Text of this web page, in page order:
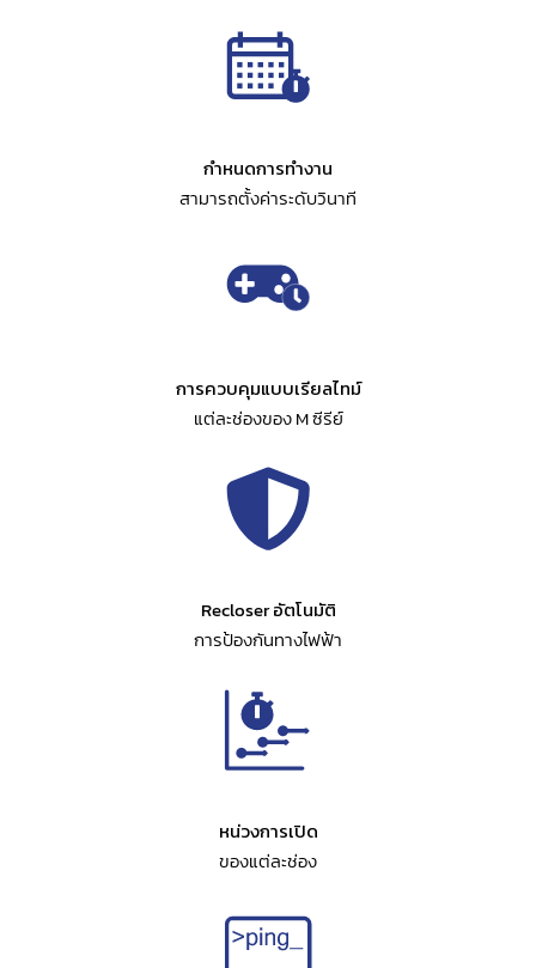
กำหนดการทำงาน
สามารถตั้งค่าระดับวินาที
การควบคุมแบบเรียลไทม์
แต่ละช่องของ M ซีรีย์
Recloser อัตโนมัติ
การป้องกันทางไฟฟ้า
หน่วงการเปิด
ของแต่ละช่อง